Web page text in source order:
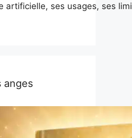
artificielle, ses usages, ses
anges